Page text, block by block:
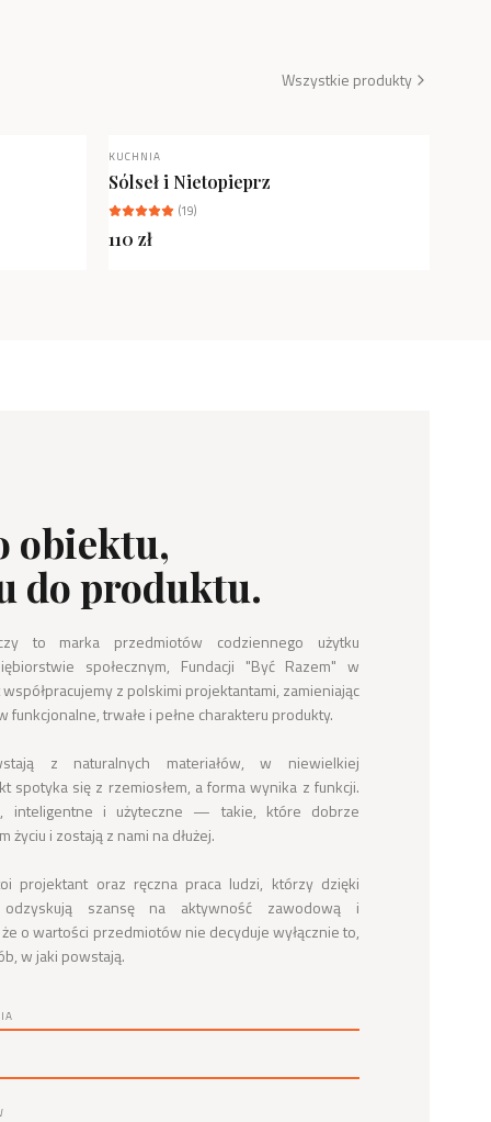
Wszystkie produkty
NOWOŚĆ
KUCHNIA
Sólseł i Nietopieprz
(19)
110 zł
obiektu,
do produktu.
to marka przedmiotów codziennego użytku
społecznym, Fundacji "Być Razem" w
z polskimi projektantami, zamieniając
funkcjonalne, trwałe i pełne charakteru produkty.
z naturalnych materiałów, w niewielkiej
spotyka się z rzemiosłem, a forma wynika z funkcji.
inteligentne i użyteczne — takie, które dobrze
życiu i zostają z nami na dłużej.
projektant oraz ręczna praca ludzi, którzy dzięki
szansę na aktywność zawodową i
o wartości przedmiotów nie decyduje wyłącznie to,
w jaki powstają.